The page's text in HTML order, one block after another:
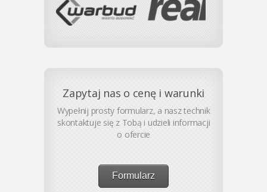
Zapytaj nas o cenę i warunki
Wypełnij prosty formularz, a nasz technik
skontaktuje się z Tobą i udzieli informacji
o ofercie
Formularz